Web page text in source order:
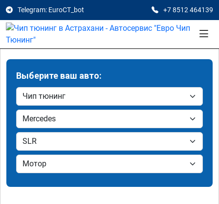
Telegram: EuroCT_bot +7 8512 464139
Выберите ваш авто: